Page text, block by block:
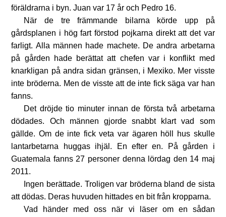
föräldrarna i byn. Juan var 17 år och Pedro 16.
När de tre främmande bilarna körde upp på
gårdsplanen i hög fart förstod pojkarna direkt att det var
farligt. Alla männen hade machete. De andra arbetarna
på gården hade berättat att chefen var i konflikt med
knarkligan på andra sidan gränsen, i Mexiko. Mer visste
inte bröderna. Men de visste att de inte fick säga var han
fanns.
Det dröjde tio minuter innan de första två arbetarna
dödades. Och männen gjorde snabbt klart vad som
gällde. Om de inte fick veta var ägaren höll hus skulle
lantarbetarna huggas ihjäl. En efter en. På gården i
Guatemala fanns 27 personer denna lördag den 14 maj
2011.
Ingen berättade. Troligen var bröderna bland de sista
att dödas. Deras huvuden hittades en bit från kropparna.
Vad händer med oss när vi läser om en sådan